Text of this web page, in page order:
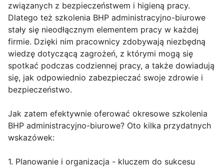
związanych z bezpieczeństwem i higieną pracy.
Dlatego też szkolenia BHP administracyjno-biurowe
stały się nieodłącznym elementem pracy w każdej
firmie. Dzięki nim pracownicy zdobywają niezbędną
wiedzę dotyczącą zagrożeń, z którymi mogą się
spotkać podczas codziennej pracy, a także dowiadują
się, jak odpowiednio zabezpieczać swoje zdrowie i
bezpieczeństwo.
Jak zatem efektywnie oferować okresowe szkolenia
BHP administracyjno-biurowe? Oto kilka przydatnych
wskazówek:
1. Planowanie i organizacja - kluczem do sukcesu